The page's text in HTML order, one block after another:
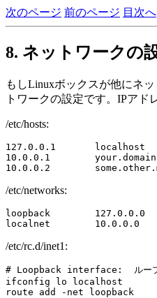
次のページ 前のページ 目次へ
8. ネットワークの
もしLinuxボックスが他にネ
トワークの設定です。IPアド
/etc/hosts:
127.0.0.1       localhost
10.0.0.1
/etc/networks:
loopback        127.0.0.0
/etc/rc.d/inet1:
# Loopback interface:  ループバ
ifconfig lo localhost
route add -net loopback